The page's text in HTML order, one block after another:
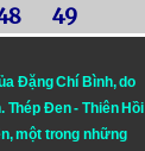
49
Đặng Chí Bình, do
Thép Đen- Thiên Hồi
một trong những